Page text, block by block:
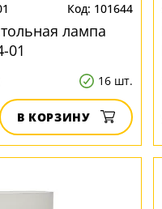
101644
лампа
01
16 шт.
В КОРЗИНУ